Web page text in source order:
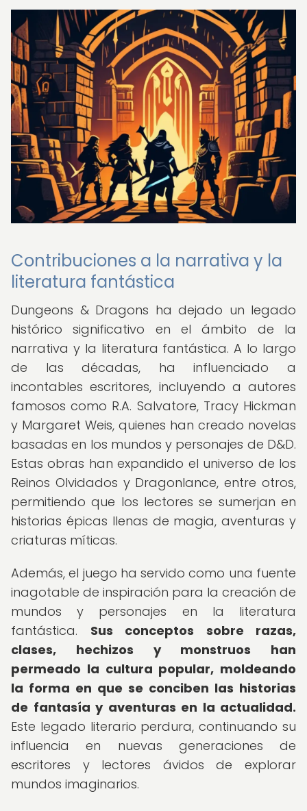
Contribuciones a la narrativa y la
literatura fantástica
Dungeons & Dragons ha dejado un legado
histórico significativo en el ámbito de la
narrativa y la literatura fantástica. A lo largo
de las décadas, ha influenciado a
incontables escritores, incluyendo a autores
famosos como R.A. Salvatore, Tracy Hickman
y Margaret Weis, quienes han creado novelas
basadas en los mundos y personajes de D&D.
Estas obras han expandido el universo de los
Reinos Olvidados y Dragonlance, entre otros,
permitiendo que los lectores se sumerjan en
historias épicas llenas de magia, aventuras y
criaturas míticas.
Además, el juego ha servido como una fuente
inagotable de inspiración para la creación de
mundos y personajes en la literatura
fantástica. Sus conceptos sobre razas,
clases, hechizos y monstruos han
permeado la cultura popular, moldeando
la forma en que se conciben las historias
de fantasía y aventuras en la actualidad.
Este legado literario perdura, continuando su
influencia en nuevas generaciones de
escritores y lectores ávidos de explorar
mundos imaginarios.